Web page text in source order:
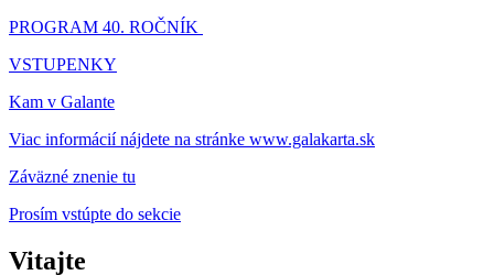
PROGRAM 40. ROČNÍK
VSTUPENKY
Kam v Galante
Viac informácií nájdete na stránke www.galakarta.sk
Záväzné znenie tu
Prosím vstúpte do sekcie
Vitajte